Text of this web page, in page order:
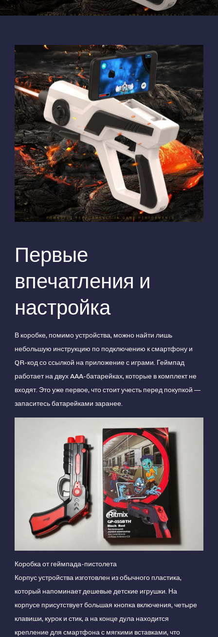
Первые
впечатления и
настройка
В коробке, помимо устройства, можно найти лишь
небольшую инструкцию по подключению к смартфону и
QR-код со ссылкой на приложение с играми. Геймпад
работает на двух AAA-батарейках, которые в комплект не
входят. Это уже первое, что стоит учесть перед покупкой —
запаситесь батарейками заранее.
Коробка от геймпада-пистолета
Корпус устройства изготовлен из обычного пластика,
который напоминает дешевые детские игрушки. На
корпусе присутствует большая кнопка включения, четыре
клавиши, курок и стик, а на конце дула находится
крепление для смартфона с мягкими вставками, что